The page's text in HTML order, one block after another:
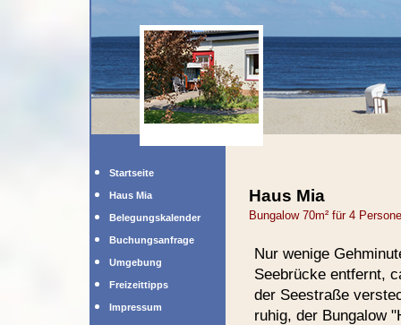
Startseite
Haus Mia
Belegungskalender
Buchungsanfrage
Umgebung
Freizeittipps
Impressum
Haus Mia
Bungalow 70m² für 4
Nur wenige
Seebrücke entfernt,
der Seestraße
ruhig, der Bungalow